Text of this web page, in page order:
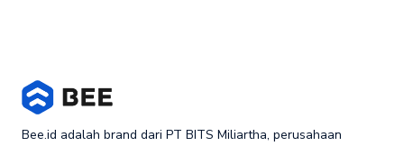
Bee.id adalah brand dari PT BITS Miliartha, perusahaan